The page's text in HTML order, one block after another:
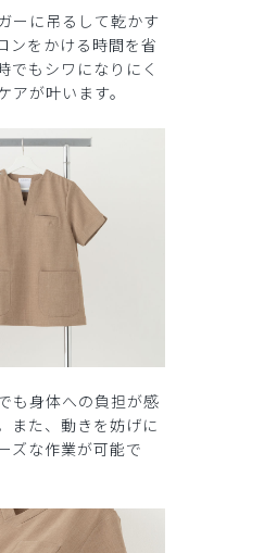
ーに吊るして乾かす
ンをかける時間を省
でもシワになりにく
アが叶います。
も身体への負担が感
また、動きを妨げに
ズな作業が可能で